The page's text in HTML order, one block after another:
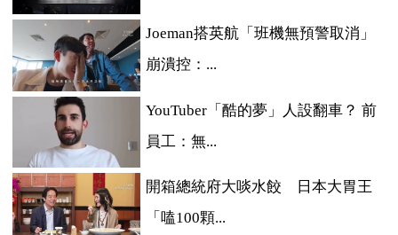
Joeman搭英航「班機無預警取消」
崩潰控：...
YouTuber「酷的夢」人設翻車？ 前
員工：無...
開箱總統府大啖水餃 日本大胃王
「嗑100顆...